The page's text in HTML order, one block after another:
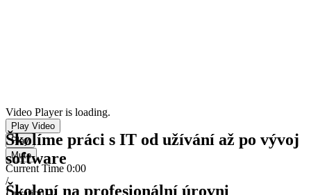
Video Player is loading.
Play Video
Play
Mute
Current Time 0:00
/
Školíme práci s IT od užívání až po vývoj
software
Školení na profesionální úrovni